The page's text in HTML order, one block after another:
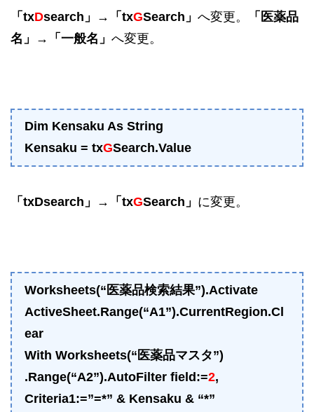
「txDsearch」→「txGSearch」 へ変更。
「医薬品
名」→「一般名」 へ変更。
Dim Kensaku As String
Kensaku = txGSearch.Value
「txDsearch」 → 「txGSearch」 に変更。
Worksheets(“医薬品検索結果”).Activate
ActiveSheet.Range(“A1”).CurrentRegion.Cl
ear
With Worksheets(“医薬品マスタ”)
.Range(“A2”).AutoFilter field:=2,
Criteria1:=”=*” & Kensaku & “*”